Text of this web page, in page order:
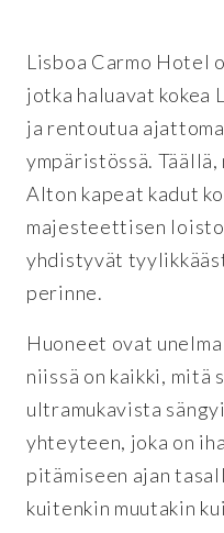
Lisboa Carmo Hotel
jotka haluavat kokea
ja rentoutua
ympäristössä.
Alton kapeat kadut
majesteettisen
yhdistyvät
perinne.
Huoneet ovat
niissä on kaikki, mitä
ultramukavista
yhteyteen, joka on
pitämiseen ajan
kuitenkin muutakin